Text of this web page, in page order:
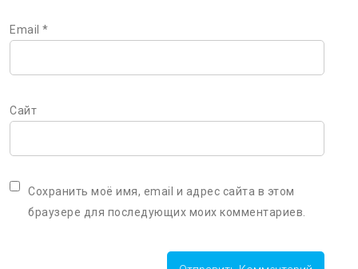
Email *
Сайт
Сохранить моё имя, email и адрес сайта в этом
браузере для последующих моих комментариев.